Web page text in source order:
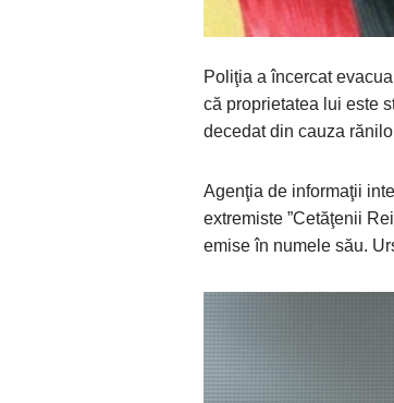
Poliţia a încercat
că proprietatea lui este
decedat din cauza
Agenţia de informaţii
extremiste ”Cetăţenii
emise în numele său.